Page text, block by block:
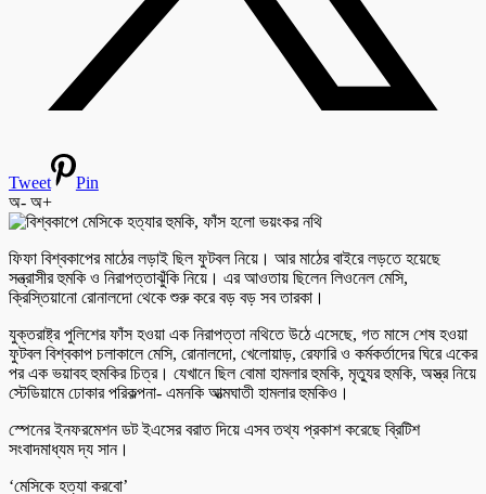
Tweet
Pin
অ- অ+
ফিফা বিশ্বকাপের মাঠের লড়াই ছিল ফুটবল নিয়ে। আর মাঠের বাইরে লড়তে হয়েছে
সন্ত্রাসীর হুমকি ও নিরাপত্তাঝুঁকি নিয়ে। এর আওতায় ছিলেন লিওনেল মেসি,
ক্রিস্তিয়ানো রোনালদো থেকে শুরু করে বড় বড় সব তারকা।
যুক্তরাষ্ট্র পুলিশের ফাঁস হওয়া এক নিরাপত্তা নথিতে উঠে এসেছে, গত মাসে শেষ হওয়া
ফুটবল বিশ্বকাপ চলাকালে মেসি, রোনালদো, খেলোয়াড়, রেফারি ও কর্মকর্তাদের ঘিরে একের
পর এক ভয়াবহ হুমকির চিত্র। যেখানে ছিল বোমা হামলার হুমকি, মৃত্যুর হুমকি, অস্ত্র নিয়ে
স্টেডিয়ামে ঢোকার পরিকল্পনা- এমনকি আত্মঘাতী হামলার হুমকিও।
স্পেনের ইনফরমেশন ডট ইএসের বরাত দিয়ে এসব তথ্য প্রকাশ করেছে ব্রিটিশ
সংবাদমাধ্যম দ্য সান।
‘মেসিকে হত্যা করবো’